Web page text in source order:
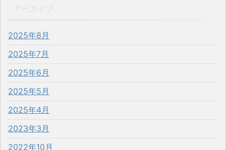
2025年8月
2025年7月
2025年6月
2025年5月
2025年4月
2023年3月
2022年10月